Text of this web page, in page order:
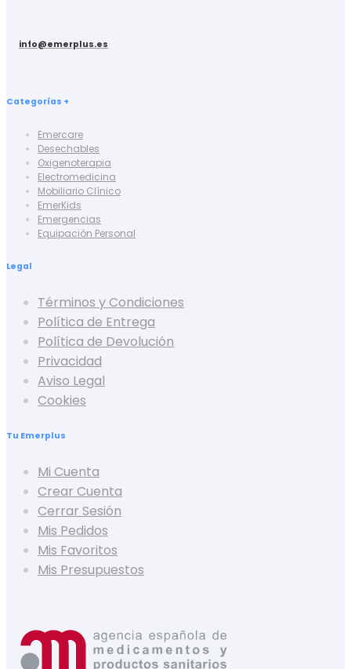
info@emerplus.es
Categorías +
Emercare
Desechables
Oxigenoterapia
Electromedicina
Mobiliario Clínico
EmerKids
Emergencias
Equipación Personal
Legal
Términos y Condiciones
Política de Entrega
Política de Devolución
Privacidad
Aviso Legal
Cookies
Tu Emerplus
Mi Cuenta
Crear Cuenta
Cerrar Sesión
Mis Pedidos
Mis Favoritos
Mis Presupuestos